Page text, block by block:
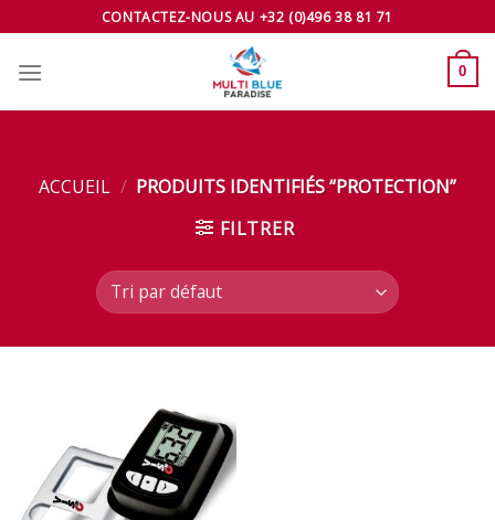
to
content
CONTACTEZ-NOUS AU +32 (0)496 38 81 71
0
ACCUEIL / PRODUITS IDENTIFIÉS “PROTECTION”
FILTRER